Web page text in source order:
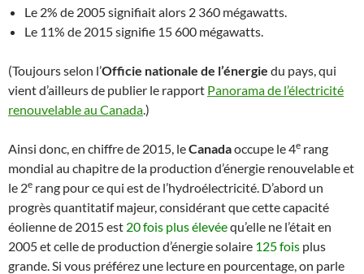
Le 2% de 2005 signifiait alors 2 360 mégawatts.
Le 11% de 2015 signifie 15 600 mégawatts.
(Toujours selon l’Officie nationale de l’énergie du pays, qui
vient d’ailleurs de publier le rapport Panorama de l’électricité
renouvelable au Canada.)
Ainsi donc, en chiffre de 2015, leCanadaoccupe le 4e rang
mondial au chapitre de la production d’énergie renouvelable et
le 2e rang pour ce qui est de l’hydroélectricité. D’abord un
progrès quantitatif majeur, considérant que cette capacité
éolienne de 2015 est 20 fois plus élevéequ’elle ne l’était en
2005 et celle de production d’énergie solaire 125 fois plus
grande. Si vous préférez une lecture en pourcentage, on parle